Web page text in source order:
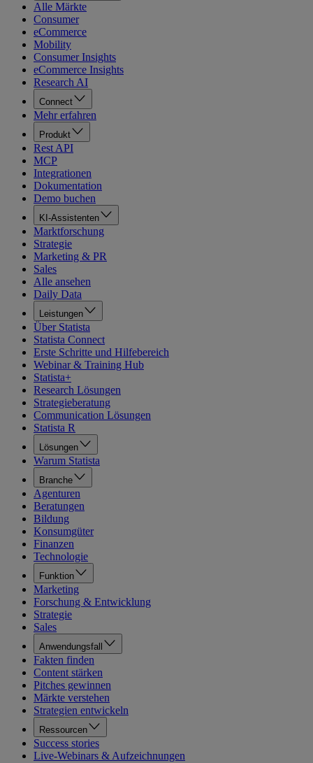
Alle Märkte
Consumer
eCommerce
Mobility
Consumer Insights
eCommerce Insights
Research AI
Connect
Mehr erfahren
Produkt
Rest API
MCP
Integrationen
Dokumentation
Demo buchen
KI-Assistenten
Marktforschung
Strategie
Marketing & PR
Sales
Alle ansehen
Daily Data
Leistungen
Über Statista
Statista Connect
Erste Schritte und Hilfebereich
Webinar & Training Hub
Statista+
Research Lösungen
Strategieberatung
Communication Lösungen
Statista R
Lösungen
Warum Statista
Branche
Agenturen
Beratungen
Bildung
Konsumgüter
Finanzen
Technologie
Funktion
Marketing
Forschung & Entwicklung
Strategie
Sales
Anwendungsfall
Fakten finden
Content stärken
Pitches gewinnen
Märkte verstehen
Strategien entwickeln
Ressourcen
Success stories
Live-Webinars & Aufzeichnungen